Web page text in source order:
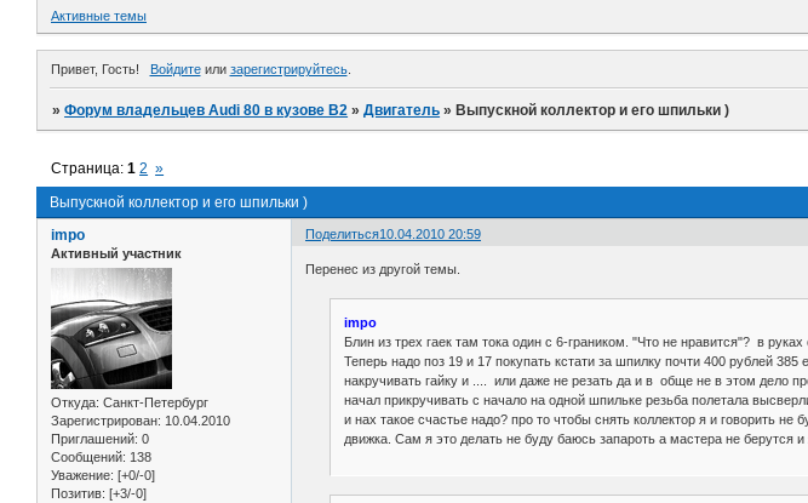
Активные темы
Привет, Гость! Войдитеили зарегистрируйтесь.
»Форум владельцев Audi 80 в кузове В2 »Двигатель »Выпускной коллектор и его шпильки )
Выпускной коллектор и его шпильки )
Страница:1 2 »
Поделиться10.04.2010 20:59
impo
Активный участник
Откуда: Санкт-Петербург
Зарегистрирован: 10.04.2010
Приглашений: 0
Сообщений: 138
Уважение: [+0/-0]
Позитив: [+3/-0]
Перенес из другой темы.
impo
Блин из трех гаек там тока один с 6-граником. "Что не нравится"? в
Теперь надо поз 19 и 17 покупать кстати за шпилку почти 400 рублей
накручивать гайку и .... или даже не резать да и в обще не в этом дело
начал прикручивать с начало на одной шпильке резьба полетала
и нах такое счастье надо? про то чтобы снять коллектор я и говорить
движка. Сам я это делать не буду баюсь запароть а мастера не берутся